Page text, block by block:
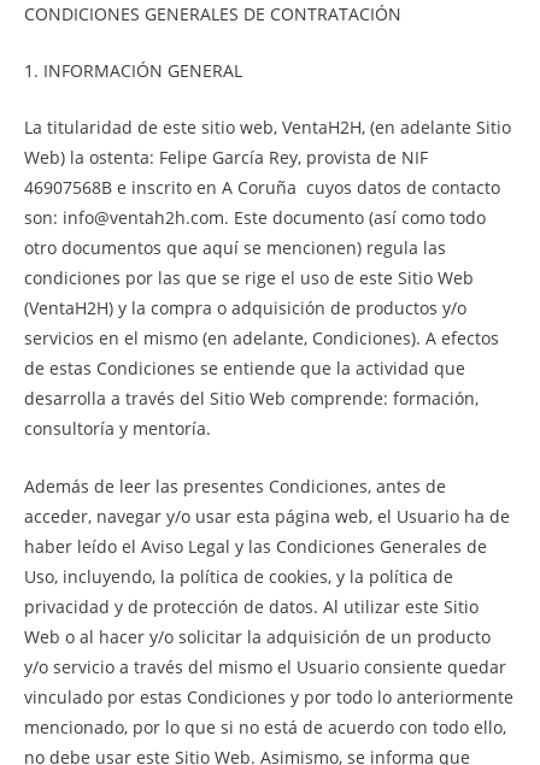
CONDICIONES GENERALES DE CONTRATACIÓN
1. INFORMACIÓN GENERAL
La titularidad de este sitio web, VentaH2H, (en adelante Sitio
Web) la ostenta: Felipe García Rey, provista de NIF
46907568B e inscrito en A Coruña cuyos datos de contacto
son: info@ventah2h.com. Este documento (así como todo
otro documentos que aquí se mencionen) regula las
condiciones por las que se rige el uso de este Sitio Web
(VentaH2H) y la compra o adquisición de productos y/o
servicios en el mismo (en adelante, Condiciones). A efectos
de estas Condiciones se entiende que la actividad que
desarrolla a través del Sitio Web comprende: formación,
consultoría y mentoría.
Además de leer las presentes Condiciones, antes de
acceder, navegar y/o usar esta página web, el Usuario ha de
haber leído el Aviso Legal y las Condiciones Generales de
Uso, incluyendo, la política de cookies, y la política de
privacidad y de protección de datos. Al utilizar este Sitio
Web o al hacer y/o solicitar la adquisición de un producto
y/o servicio a través del mismo el Usuario consiente quedar
vinculado por estas Condiciones y por todo lo anteriormente
mencionado, por lo que si no está de acuerdo con todo ello,
no debe usar este Sitio Web. Asimismo, se informa que